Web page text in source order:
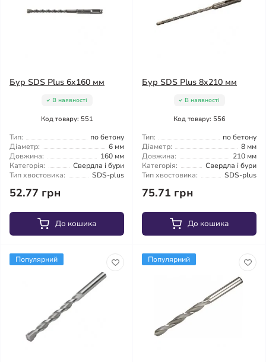
Бур SDS Plus 6x160 мм
В наявності
Код товару: 551
Тип:
по бетону
Діаметр:
6 мм
Довжина:
160 мм
Категорія:
Свердла і бури
Тип хвостовика:
SDS-plus
52.77 грн
До кошика
Бур SDS Plus 8x210 мм
В наявності
Код товару: 556
Тип:
по бетону
Діаметр:
8 мм
Довжина:
210 мм
Категорія:
Свердла і бури
Тип хвостовика:
SDS-plus
75.71 грн
До кошика
Популярний Популярний